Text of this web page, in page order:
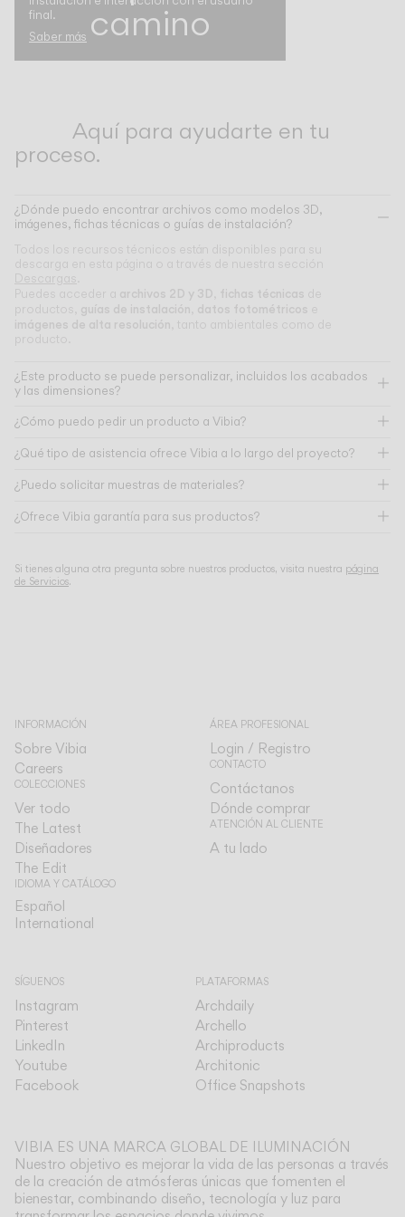
camino
final.
Saber más
Aquí para ayudarte en tu
proceso.
¿Dónde puedo encontrar archivos como modelos 3D,
imágenes, fichas técnicas o guías de instalación?
Todos los recursos técnicos están disponibles para su
descarga en esta página o a través de nuestra sección
Descargas
Puedes acceder a archivos 2D y 3D fichas técnicas de
productos, guías de instalación datos fotométricos e
imágenes de alta resolución , tanto ambientales como de
producto.
¿Este producto se puede personalizar, incluidos los acabados
y las dimensiones?
¿Cómo puedo pedir un producto a Vibia?
¿Qué tipo de asistencia ofrece Vibia a lo largo del proyecto?
¿Puedo solicitar muestras de materiales?
¿Ofrece Vibia garantía para sus productos?
Si tienes alguna otra pregunta sobre nuestros productos, visita nuestra página
de Servicios.
INFORMACIÓN
Sobre Vibia
Careers
COLECCIONES
Ver todo
The Latest
Diseñadores
The Edit
IDIOMA Y CATÁLOGO
Español
International
ÁREA PROFESIONAL
Login / Registro
CONTACTO
Contáctanos
Dónde comprar
ATENCIÓN AL CLIENTE
A tu lado
SÍGUENOS
Instagram
Pinterest
LinkedIn
Youtube
Facebook
PLATAFORMAS
Archdaily
Archello
Archiproducts
Architonic
Office Snapshots
VIBIA ES UNA MARCA GLOBAL DE ILUMINACIÓN
Nuestro objetivo es mejorar la vida de las personas a través
de la creación de atmósferas únicas que fomenten el
bienestar, combinando diseño, tecnología y luz para